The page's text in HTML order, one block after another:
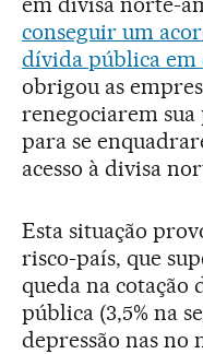
conseguir um
dívida pública em
obrigou as
renegociarem
para se
acesso à divisa
Esta situação
risco-país, que
queda na cotação
pública (3,5% na
depressão nas no